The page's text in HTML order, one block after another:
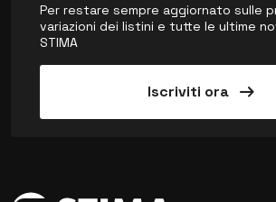
Per restare sempre aggiornato sulle
variazioni dei listini e tutte le ultime
STIMA
Iscriviti ora arrow_right_alt